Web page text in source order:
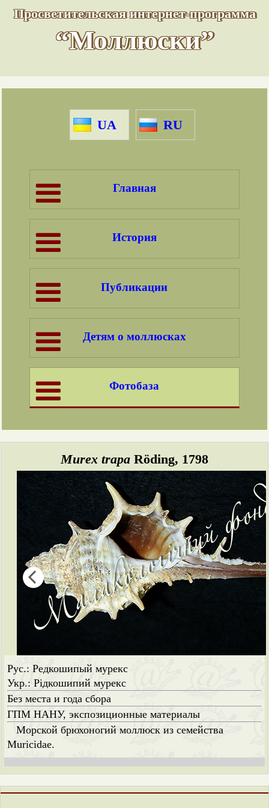
Просветительская интернет-программа
“Моллюски”
UA RU
Главная
История
Публикации
Детям о моллюсках
Фотобаза
Murex trapaRöding, 1798
Рус.: Редкошипый мурекс
Укр.: Рідкошипий мурекс
Без места и года сбора
ГПМ НАНУ, экспозиционные материалы
Морской брюхоногий моллюск из семейства
Muricidae.